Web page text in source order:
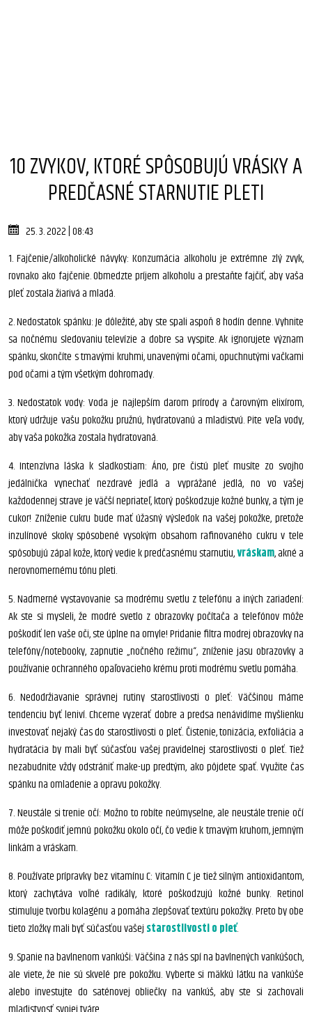
10 ZVYKOV, KTORÉ SPÔSOBUJÚ VRÁSKY A
PREDČASNÉ STARNUTIE PLETI
25. 3. 2022 | 08:43
1. Fajčenie/alkoholické návyky: Konzumácia alkoholu je extrémne zlý zvyk,
rovnako ako fajčenie. Obmedzte príjem alkoholu a prestaňte fajčiť, aby vaša
pleť zostala žiarivá a mladá.
2. Nedostatok spánku: Je dôležité, aby ste spali aspoň 8 hodín denne. Vyhnite
sa nočnému sledovaniu televízie a dobre sa vyspite. Ak ignorujete význam
spánku, skončíte s tmavými kruhmi, unavenými očami, opuchnutými vačkami
pod očami a tým všetkým dohromady.
3. Nedostatok vody: Voda je najlepším darom prírody a čarovným elixírom,
ktorý udržuje vašu pokožku pružnú, hydratovanú a mladistvú. Pite veľa vody,
aby vaša pokožka zostala hydratovaná.
4. Intenzívna láska k sladkostiam: Áno, pre čistú pleť musíte zo svojho
jedálnička vynechať nezdravé jedlá a vyprážané jedlá, no vo vašej
každodennej strave je väčší nepriateľ, ktorý poškodzuje kožné bunky, a tým je
cukor! Zníženie cukru bude mať úžasný výsledok na vašej pokožke, pretože
inzulínové skoky spôsobené vysokým obsahom rafinovaného cukru v tele
spôsobujú zápal kože, ktorý vedie k predčasnému starnutiu,vráskam, akné a
nerovnomernému tónu pleti.
5. Nadmerné vystavovanie sa modrému svetlu z telefónu a iných zariadení:
Ak ste si mysleli, že modré svetlo z obrazovky počítača a telefónov môže
poškodiť len vaše oči, ste úplne na omyle! Pridanie filtra modrej obrazovky na
telefóny/notebooky, zapnutie „nočného režimu“, zníženie jasu obrazovky a
používanie ochranného opaľovacieho krému proti modrému svetlu pomáha.
6. Nedodržiavanie správnej rutiny starostlivosti o pleť: Väčšinou máme
tendenciu byť leniví. Chceme vyzerať dobre a predsa nenávidíme myšlienku
investovať nejaký čas do starostlivosti o pleť. Čistenie, tonizácia, exfoliácia a
hydratácia by mali byť súčasťou vašej pravidelnej starostlivosti o pleť. Tiež
nezabudnite vždy odstrániť make-up predtým, ako pôjdete spať. Využite čas
spánku na omladenie a opravu pokožky.
7. Neustále si trenie očí: Možno to robíte neúmyselne, ale neustále trenie očí
môže poškodiť jemnú pokožku okolo očí, čo vedie k tmavým kruhom, jemným
linkám a vráskam.
8. Používate prípravky bez vitamínu C: Vitamín C je tiež silným antioxidantom,
ktorý zachytáva voľné radikály, ktoré poškodzujú kožné bunky. Retinol
stimuluje tvorbu kolagénu a pomáha zlepšovať textúru pokožky. Preto by obe
tieto zložky mali byť súčasťou vašej starostlivosti o pleť.
9. Spanie na bavlnenom vankúši: Väčšina z nás spí na bavlnených vankúšoch,
ale viete, že nie sú skvelé pre pokožku. Vyberte si mäkkú látku na vankúše
alebo investujte do saténovej obliečky na vankúš, aby ste si zachovali